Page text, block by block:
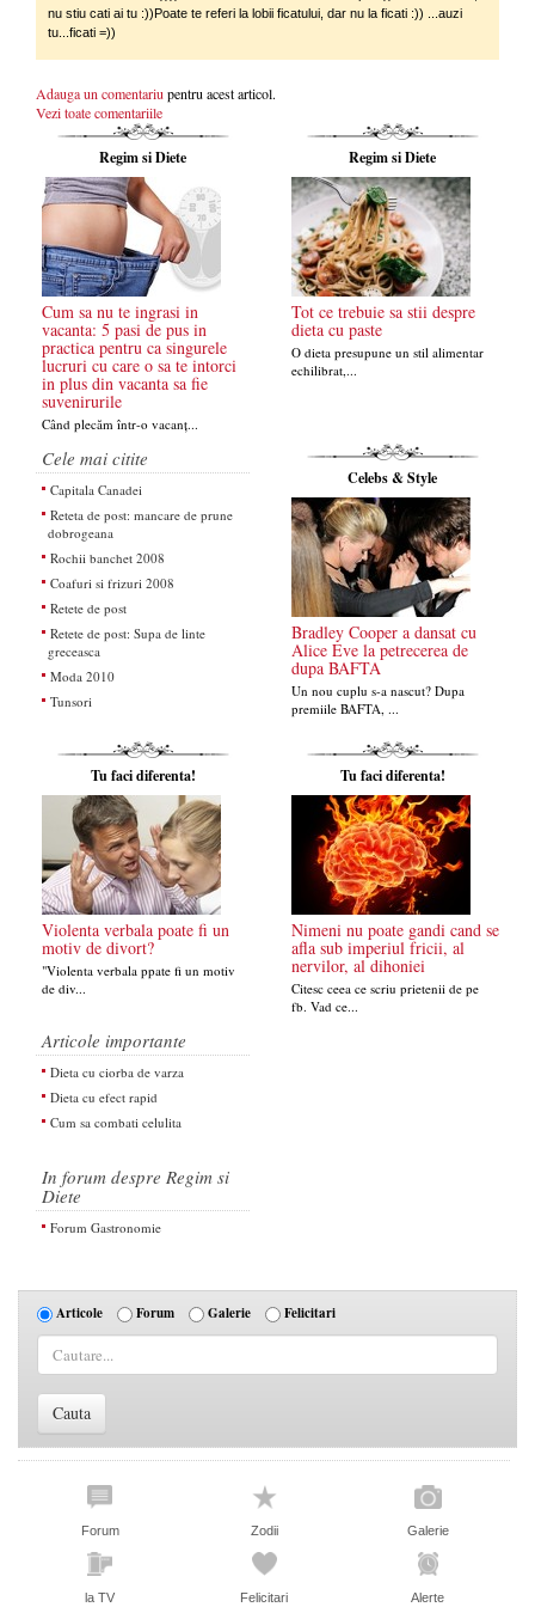
nu stiu cati ai tu :))Poate te referi la lobii ficatului, dar nu la ficati :)) ...auzi
tu...ficati =))
Adauga un comentariu pentru acest articol.
Vezi toate comentariile
Regim si Diete
Cum sa nu te ingrasi in
vacanta: 5 pasi de pus in
practica pentru ca singurele
lucruri cu care o sa te intorci
in plus din vacanta sa fie
suvenirurile
Când plecăm într-o vacanț...
Regim si Diete
Tot ce trebuie sa stii despre
dieta cu paste
O dieta presupune un stil alimentar
echilibrat,...
Cele mai citite
Capitala Canadei
Reteta de post: mancare de prune
dobrogeana
Rochii banchet 2008
Coafuri si frizuri 2008
Retete de post
Retete de post: Supa de linte
greceasca
Moda 2010
Tunsori
Celebs & Style
Bradley Cooper a dansat cu
Alice Eve la petrecerea de
dupa BAFTA
Un nou cuplu s-a nascut? Dupa
premiile BAFTA, ...
Tu faci diferenta!
Violenta verbala poate fi un
motiv de divort?
"Violenta verbala ppate fi un motiv
de div...
Tu faci diferenta!
Nimeni nu poate gandi cand se
afla sub imperiul fricii, al
nervilor, al dihoniei
Citesc ceea ce scriu prietenii de pe
fb. Vad ce...
Articole importante
Dieta cu ciorba de varza
Dieta cu efect rapid
Cum sa combati celulita
In forum despre Regim si
Diete
Forum Gastronomie
Articole Forum Galerie Felicitari
Forum Zodii Galerie
la TV Felicitari Alerte